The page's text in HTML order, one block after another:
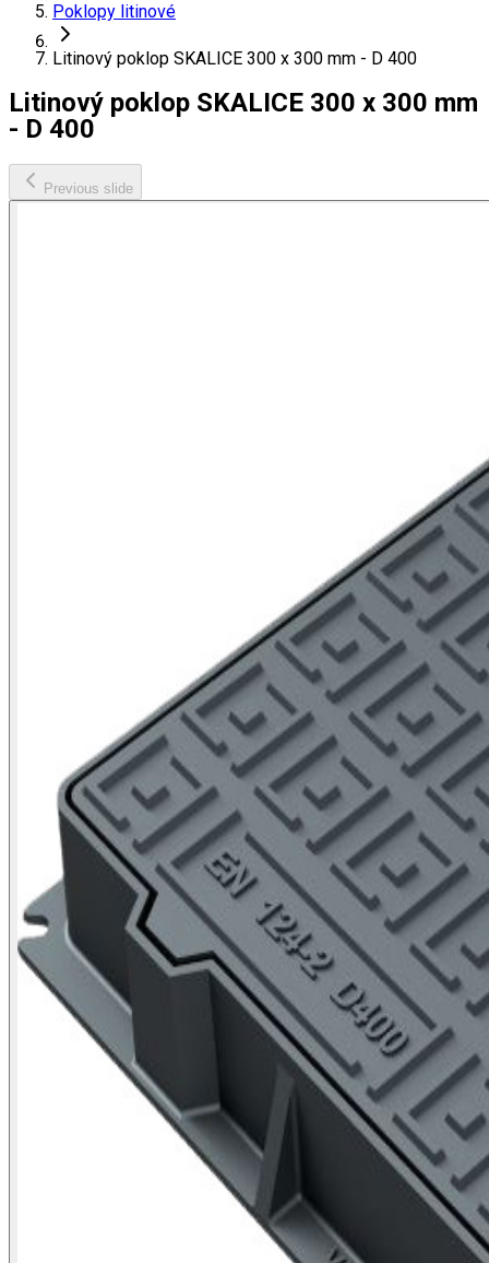
Poklopy litinové
Litinový poklop SKALICE 300 x 300 mm - D 400
Litinový poklop SKALICE 300 x 300 mm
- D 400
Previous slide